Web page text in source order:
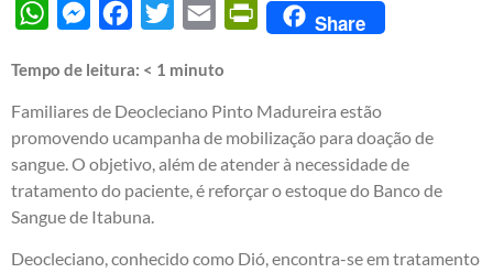
WhatsAppMessengerFacebook
Twitter Email PrintFriendly
Share
Tempo de leitura: < 1 minuto
Familiares de Deocleciano Pinto Madureira estão
promovendo ucampanha de mobilização para doação de
sangue. O objetivo, além de atender à necessidade de
tratamento do paciente, é reforçar o estoque do Banco de
Sangue de Itabuna.
Deocleciano, conhecido como Dió, encontra-se em tratamento